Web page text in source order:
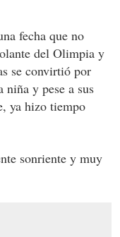
fecha que no
del Olimpia y
se convirtió por
niña y pese a sus
ya hizo tiempo
sonriente y muy